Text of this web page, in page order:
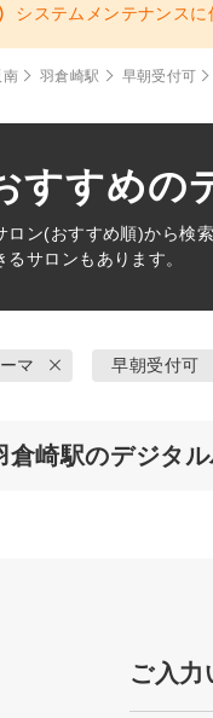
システムメンテナンス
南 羽倉崎駅 早朝受付可
すすめの
ロン(おすすめ順)から検
サロンもあります。
マ 早朝受付可
倉崎駅のデジタ
ご入力